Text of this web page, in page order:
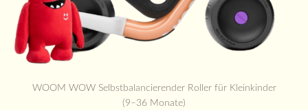
WOOM WOW Selbstbalancierender Roller für Kleinkinder
(9–36 Monate)